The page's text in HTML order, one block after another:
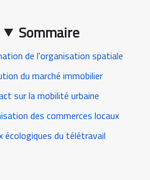
Sommaire
de l'organisation spatiale
du marché immobilier
sur la mobilité urbaine
des commerces locaux
écologiques du télétravail